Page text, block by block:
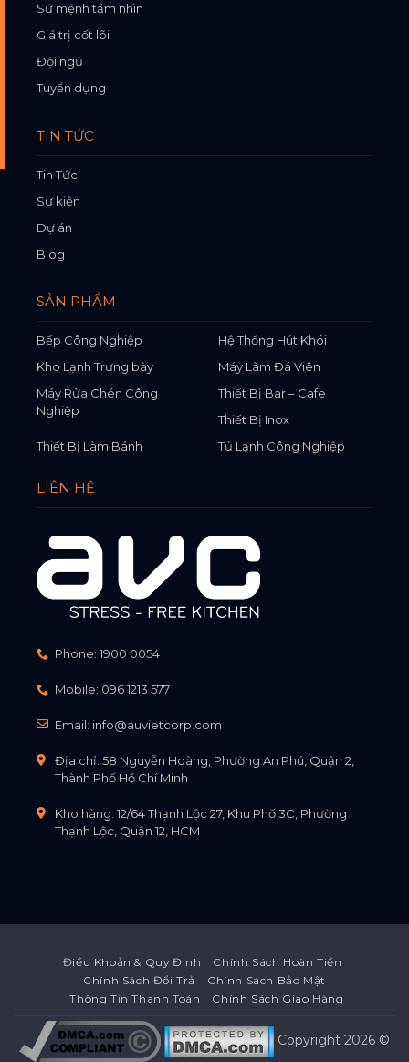
Sứ mệnh tầm nhìn
Giá trị cốt lõi
Đội ngũ
Tuyển dụng
TIN TỨC
Tin Tức
Sự kiện
Dự án
Blog
SẢN PHẨM
Bếp Công Nghiệp
Hệ Thống Hút Khói
Kho Lạnh Trưng bày
Máy Làm Đá Viên
Máy Rửa Chén Công
Nghiệp
Thiết Bị Bar – Cafe
Thiết Bị Inox
Thiết Bị Làm Bánh
Tủ Lạnh Công Nghiệp
LIÊN HỆ
Phone: 1900 0054
Mobile: 096 1213 577
Email: info@auvietcorp.com
Địa chỉ: 58 Nguyễn Hoàng, Phường An Phú, Quận 2,
Thành Phố Hồ Chí Minh
Kho hàng: 12/64 Thạnh Lộc 27, Khu Phố 3C, Phường
Thạnh Lộc, Quận 12, HCM
Điều Khoản & Quy Định
Chính Sách Hoàn Tiền
Chính Sách Đổi Trả
Chính Sách Bảo Mật
Thông Tin Thanh Toán
Chính Sách Giao Hàng
Copyright 2026 ©